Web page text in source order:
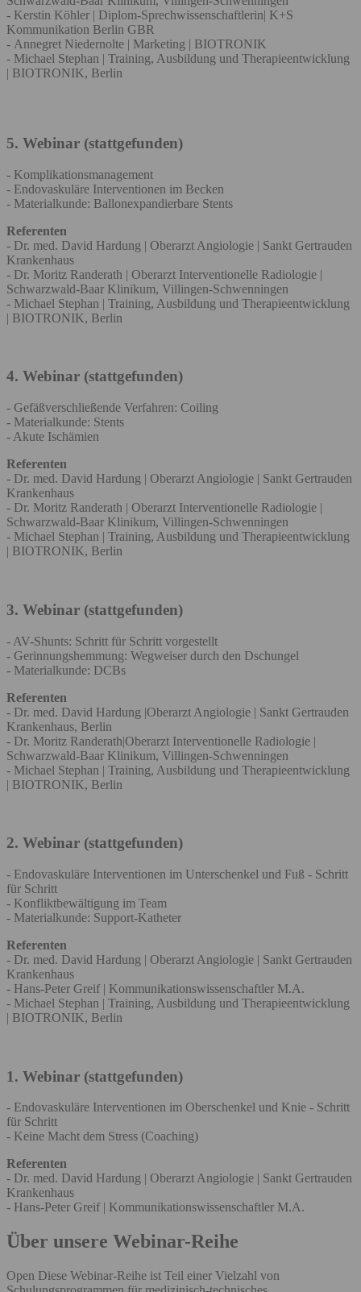
- Kerstin Köhler | Diplom-Sprechwissenschaftlerin| K+S
Kommunikation Berlin GBR
- Annegret Niedernolte | Marketing | BIOTRONIK
- Michael Stephan | Training, Ausbildung und Therapieentwicklung
| BIOTRONIK, Berlin
5. Webinar (stattgefunden)
- Komplikationsmanagement
- Endovaskuläre Interventionen im Becken
- Materialkunde: Ballonexpandierbare Stents
Referenten
- Dr. med. David Hardung | Oberarzt Angiologie | Sankt Gertrauden
Krankenhaus
- Dr. Moritz Randerath | Oberarzt Interventionelle Radiologie |
Schwarzwald-Baar Klinikum, Villingen-Schwenningen
- Michael Stephan | Training, Ausbildung und Therapieentwicklung
| BIOTRONIK, Berlin
4. Webinar (stattgefunden)
- Gefäßverschließende Verfahren: Coiling
- Materialkunde: Stents
- Akute Ischämien
Referenten
- Dr. med. David Hardung | Oberarzt Angiologie | Sankt Gertrauden
Krankenhaus
- Dr. Moritz Randerath | Oberarzt Interventionelle Radiologie |
Schwarzwald-Baar Klinikum, Villingen-Schwenningen
- Michael Stephan | Training, Ausbildung und Therapieentwicklung
| BIOTRONIK, Berlin
3. Webinar (stattgefunden)
- AV-Shunts: Schritt für Schritt vorgestellt
- Gerinnungshemmung: Wegweiser durch den Dschungel
- Materialkunde: DCBs
Referenten
- Dr. med. David Hardung |Oberarzt Angiologie | Sankt Gertrauden
Krankenhaus, Berlin
- Dr. Moritz Randerath|Oberarzt Interventionelle Radiologie |
Schwarzwald-Baar Klinikum, Villingen-Schwenningen
- Michael Stephan | Training, Ausbildung und Therapieentwicklung
| BIOTRONIK, Berlin
2. Webinar (stattgefunden)
- Endovaskuläre Interventionen im Unterschenkel und Fuß - Schritt
für Schritt
- Konfliktbewältigung im Team
- Materialkunde: Support-Katheter
Referenten
- Dr. med. David Hardung | Oberarzt Angiologie | Sankt Gertrauden
Krankenhaus
- Hans-Peter Greif | Kommunikationswissenschaftler M.A.
- Michael Stephan | Training, Ausbildung und Therapieentwicklung
| BIOTRONIK, Berlin
1. Webinar (stattgefunden)
- Endovaskuläre Interventionen im Oberschenkel und Knie - Schritt
für Schritt
- Keine Macht dem Stress (Coaching)
Referenten
- Dr. med. David Hardung | Oberarzt Angiologie | Sankt Gertrauden
Krankenhaus
- Hans-Peter Greif | Kommunikationswissenschaftler M.A.
Über unsere Webinar-Reihe
Open Diese Webinar-Reihe ist Teil einer Vielzahl von